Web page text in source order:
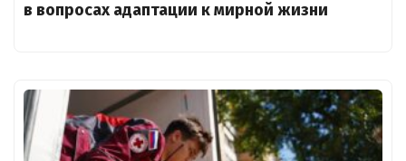
в вопросах адаптации к мирной жизни